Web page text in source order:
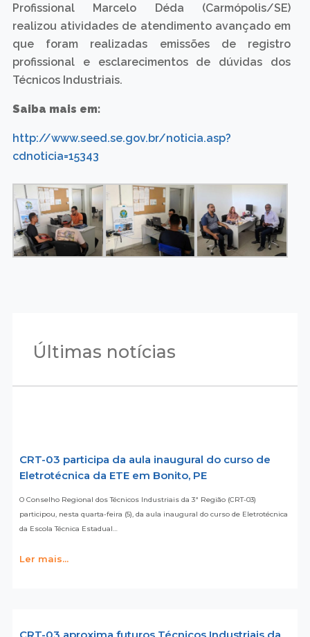
Profissional Marcelo Déda (Carmópolis/SE)
realizou atividades de atendimento avançado em
que foram realizadas emissões de registro
profissional e esclarecimentos de dúvidas dos
Técnicos Industriais.
Saiba mais em:
http://www.seed.se.gov.br/noticia.asp?
cdnoticia=15343
Últimas notícias
CRT-03 participa da aula inaugural do curso de
Eletrotécnica da ETE em Bonito, PE
O Conselho Regional dos Técnicos Industriais da 3ª Região (CRT-03)
participou, nesta quarta-feira (5), da aula inaugural do curso de Eletrotécnica
da Escola Técnica Estadual…
Ler mais...
CRT-03 aproxima futuros Técnicos Industriais da